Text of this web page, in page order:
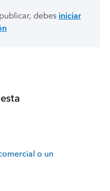
debes iniciar
o un